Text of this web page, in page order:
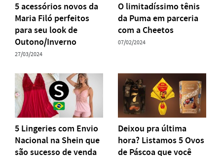
5 acessórios novos da
Maria Filó perfeitos
para seu look de
Outono/Inverno
27/03/2024
O limitadíssimo tênis
da Puma em parceria
com a Cheetos
07/02/2024
5 Lingeries com Envio
Nacional na Shein que
são sucesso de venda
Deixou pra última
hora? Listamos 5 Ovos
de Páscoa que você